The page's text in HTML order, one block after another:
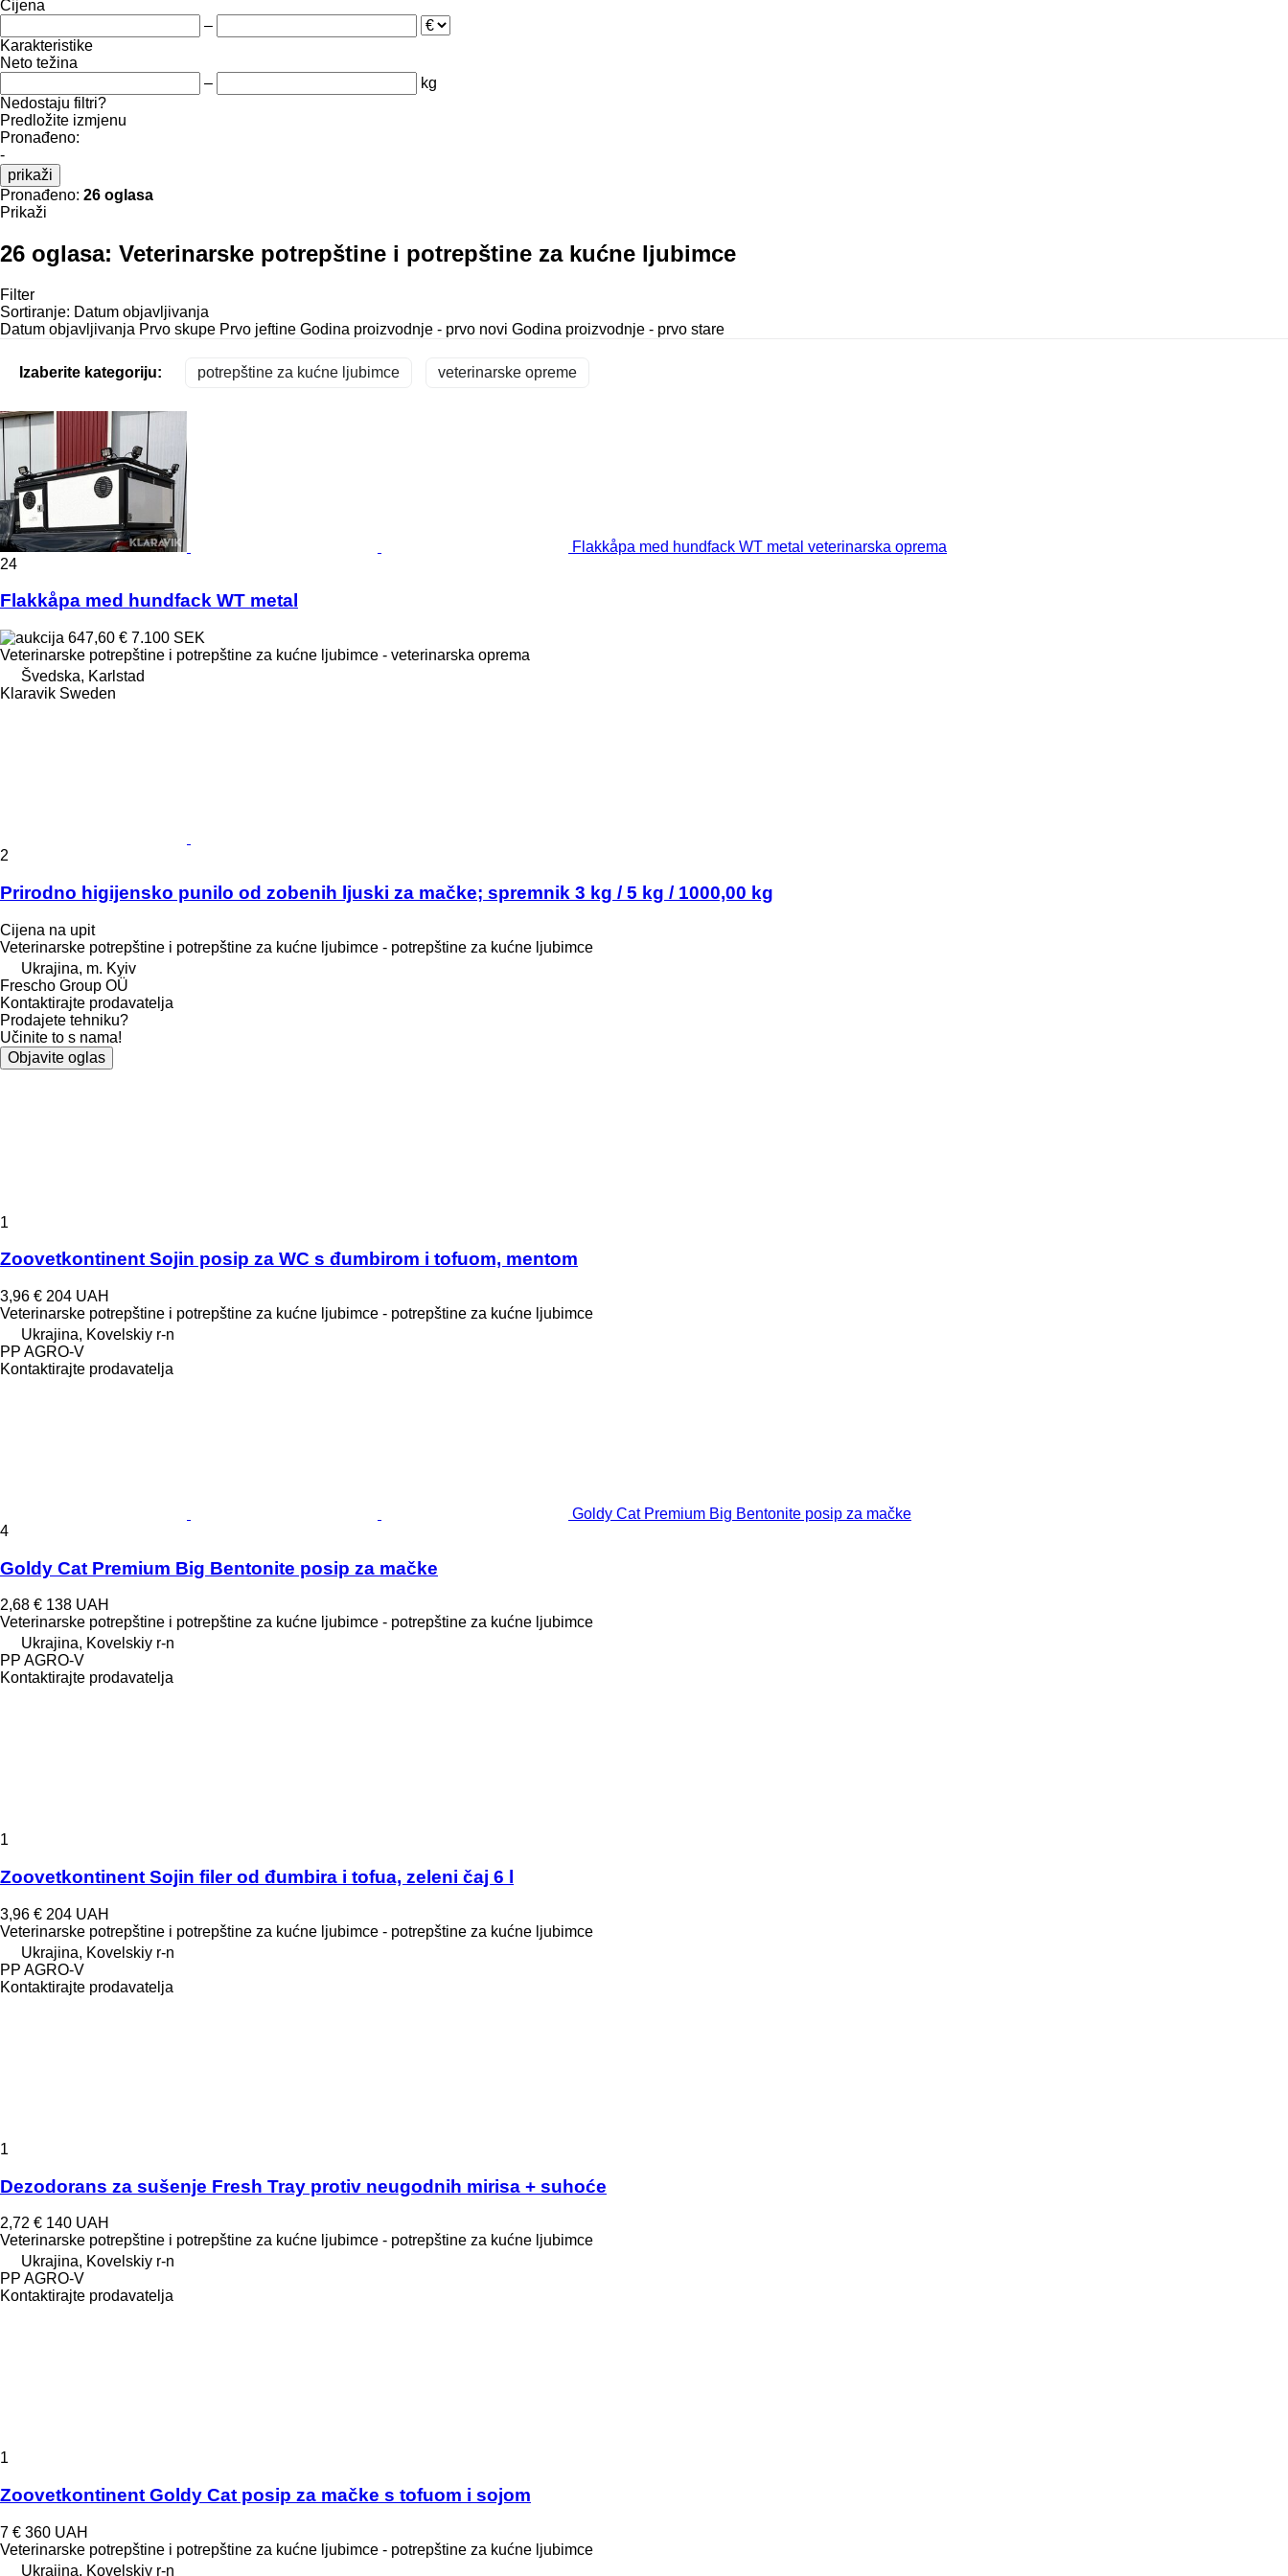
Cijena
–
Karakteristike
Neto težina
–
kg
Nedostaju filtri?
Predložite izmjenu
Pronađeno:
-
prikaži
Pronađeno: 26 oglasa
Prikaži
26 oglasa: Veterinarske potrepštine i potrepštine za kućne ljubimce
Filter
Sortiranje: Datum objavljivanja
Datum objavljivanja Prvo skupe Prvo jeftine Godina proizvodnje - prvo novi Godina proizvodnje - prvo stare
Izaberite kategoriju: potrepštine za kućne ljubimce veterinarske opreme
Flakkåpa med hundfack WT metal veterinarska oprema
24
Flakkåpa med hundfack WT metal
647,60 € 7.100 SEK
Veterinarske potrepštine i potrepštine za kućne ljubimce - veterinarska oprema
Švedska, Karlstad
Klaravik Sweden
2
Prirodno higijensko punilo od zobenih ljuski za mačke; spremnik 3 kg / 5 kg / 1000,00 kg
Cijena na upit
Veterinarske potrepštine i potrepštine za kućne ljubimce - potrepštine za kućne ljubimce
Ukrajina, m. Kyiv
Frescho Group OÜ
Kontaktirajte prodavatelja
Prodajete tehniku?
Učinite to s nama!
Objavite oglas
1
Zoovetkontinent Sojin posip za WC s đumbirom i tofuom, mentom
3,96 € 204 UAH
Veterinarske potrepštine i potrepštine za kućne ljubimce - potrepštine za kućne ljubimce
Ukrajina, Kovelskiy r-n
PP AGRO-V
Kontaktirajte prodavatelja
Goldy Cat Premium Big Bentonite posip za mačke
4
Goldy Cat Premium Big Bentonite posip za mačke
2,68 € 138 UAH
Veterinarske potrepštine i potrepštine za kućne ljubimce - potrepštine za kućne ljubimce
Ukrajina, Kovelskiy r-n
PP AGRO-V
Kontaktirajte prodavatelja
1
Zoovetkontinent Sojin filer od đumbira i tofua, zeleni čaj 6 l
3,96 € 204 UAH
Veterinarske potrepštine i potrepštine za kućne ljubimce - potrepštine za kućne ljubimce
Ukrajina, Kovelskiy r-n
PP AGRO-V
Kontaktirajte prodavatelja
1
Dezodorans za sušenje Fresh Tray protiv neugodnih mirisa + suhoće
2,72 € 140 UAH
Veterinarske potrepštine i potrepštine za kućne ljubimce - potrepštine za kućne ljubimce
Ukrajina, Kovelskiy r-n
PP AGRO-V
Kontaktirajte prodavatelja
1
Zoovetkontinent Goldy Cat posip za mačke s tofuom i sojom
7 € 360 UAH
Veterinarske potrepštine i potrepštine za kućne ljubimce - potrepštine za kućne ljubimce
Ukrajina, Kovelskiy r-n